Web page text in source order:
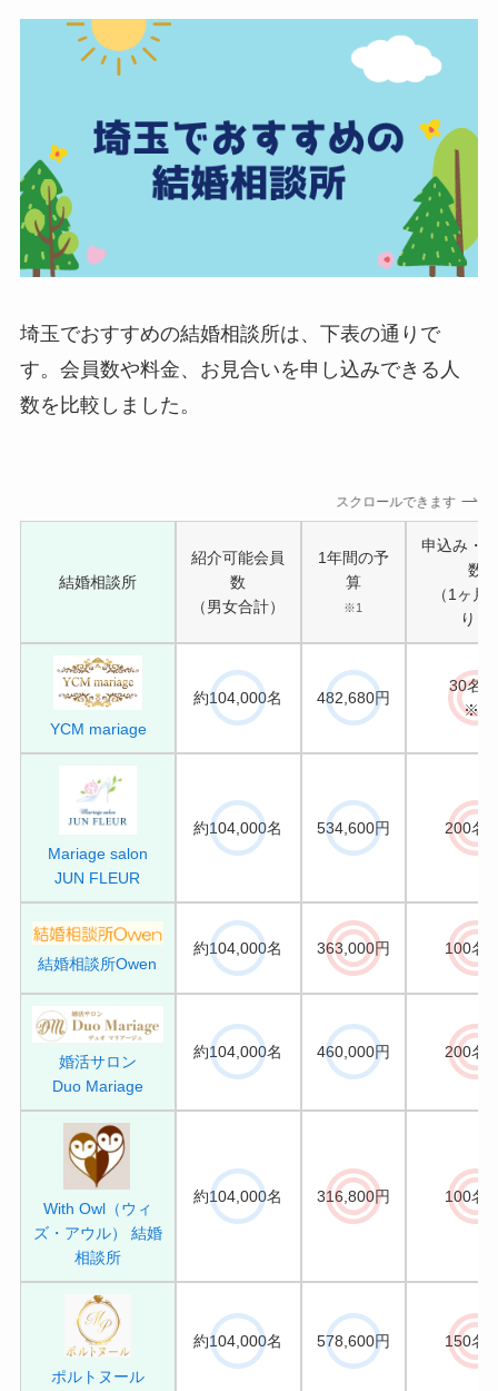
埼玉でおすすめの結婚相談所は、下表の通りで
す。会員数や料金、お見合いを申し込みできる人
数を比較しました。
スクロールできます
結婚相談所
紹介可能会員
数
（男女合計）
1年間の予
算
※1
申込み・
数
（1ヶ月
り）
YCM mariage
約104,000名 482,680円
30名/
※2
Mariage salon
JUN FLEUR
約104,000名 534,600円 200名/
結婚相談所Owen
約104,000名 363,000円 100名/
婚活サロン
Duo Mariage
約104,000名 460,000円 200名/
With Owl（ウィ
ズ・アウル） 結婚
相談所
約104,000名 316,800円 100名/
ポルトヌール
約104,000名 578,600円 150名/